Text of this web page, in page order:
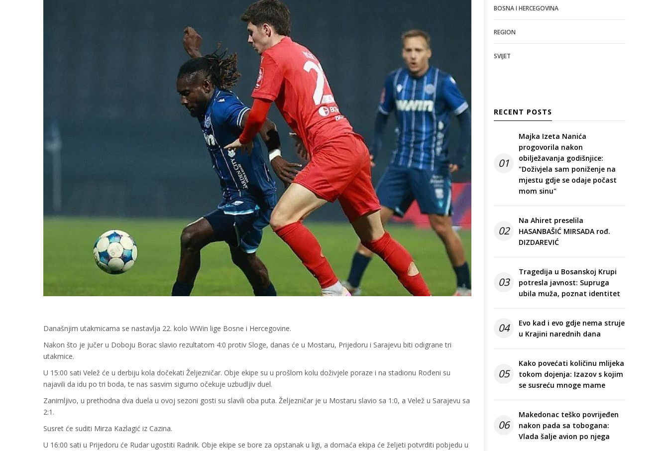
Današnjim utakmicama se nastavlja 22. kolo WWin lige Bosne i Hercegovine.
Nakon što je jučer u Doboju Borac slavio rezultatom 4:0 protiv Sloge, danas će u Mostaru, Prijedoru i Sarajevu biti odigrane tri
utakmice.
U 15:00 sati Velež će u derbiju kola dočekati Željezničar. Obje ekipe su u prošlom kolu doživjele poraze i na stadionu Rođeni su
najavili da idu po tri boda, te nas sasvim sigurno očekuje uzbudljiv duel.
Zanimljivo, u prethodna dva duela u ovoj sezoni gosti su slavili oba puta. Željezničar je u Mostaru slavio sa 1:0, a Velež u Sarajevu sa
2:1.
Susret će suditi Mirza Kazlagić iz Cazina.
U 16:00 sati u Prijedoru će Rudar ugostiti Radnik. Obje ekipe se bore za opstanak u ligi, a domaća ekipa će željeti potvrditi pobjedu u
BOSNA I HERCEGOVINA
REGION
SVIJET
RECENT POSTS
01
Majka Izeta Nanića
progovorila nakon
obilježavanja godišnjice:
"Doživjela sam poniženje na
mjestu gdje se odaje počast
mom sinu"
02
Na Ahiret preselila
HASANBAŠIĆ MIRSADA rođ.
DIZDAREVIĆ
03
Tragedija u Bosanskoj Krupi
potresla javnost: Supruga
ubila muža, poznat identitet
04
Evo kad i evo gdje nema struje
u Krajini narednih dana
05
Kako povećati količinu mlijeka
tokom dojenja: Izazov s kojim
se susreću mnoge mame
06
Makedonac teško povrijeđen
nakon pada sa tobogana:
Vlada šalje avion po njega